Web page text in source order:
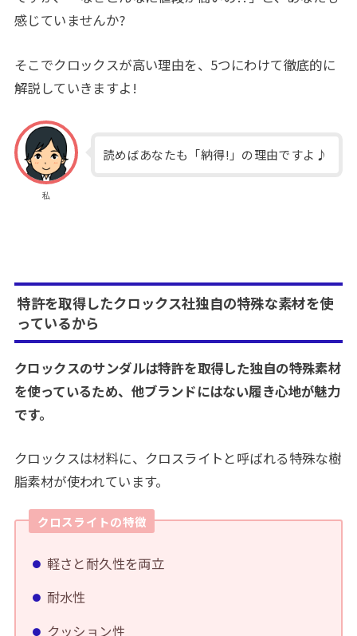
感じていませんか?
そこでクロックスが高い理由を、5つにわけて徹底的に
解説していきますよ!
私
読めばあなたも「納得!」の理由ですよ♪
特許を取得したクロックス社独自の特殊な素材を使
っているから
クロックスのサンダルは特許を取得した独自の特殊素材
を使っているため、他ブランドにはない履き心地が魅力
です。
クロックスは材料に、クロスライトと呼ばれる特殊な樹
脂素材が使われています。
クロスライトの特徴
軽さと耐久性を両立
耐水性
クッション性